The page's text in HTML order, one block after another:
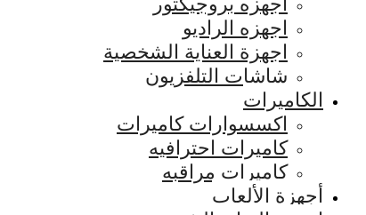
اجهزه الراديو
اجهزة العناية الشخصية
شاشات التلفزيون
الكاميرات
اكسسوارات كاميرات
كاميرات احترافيه
كاميرات مراقبه
أجهزة الألعاب